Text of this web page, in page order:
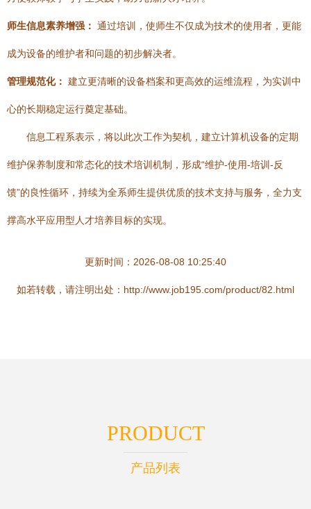
师生信息素养增强： 通过培训，使师生不仅成为技术的使用者，更能
成为设备的维护者和问题的初步解决者。
管理规范化： 建立更清晰的设备档案和更高效的运维流程，为实训中
心的长期稳定运行奠定基础。
信息工程系表示，将以此次工作为契机，建立计算机设备的定期
维护保养制度和常态化的技术培训机制，形成“维护-使用-培训-反
馈”的良性循环，持续为全系师生提供优质的技术支持与服务，全力支
撑高水平应用型人才培养目标的实现。
更新时间：2026-08-08 10:25:40
如若转载，请注明出处：http://www.job195.com/product/82.html
PRODUCT
产品列表